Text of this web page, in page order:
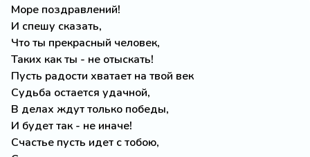
Море поздравлений!
И спешу сказать,
Что ты прекрасный человек,
Таких как ты - не отыскать!
Пусть радости хватает на твой век
Судьба остается удачной,
В делах ждут только победы,
И будет так - не иначе!
Счастье пусть идет с тобою,